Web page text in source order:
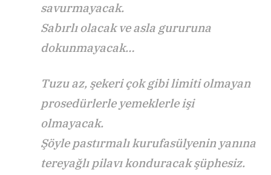
savurmayacak.
Sabırlı olacak ve asla gururuna
dokunmayacak…
Tuzu az, şekeri çok gibi limiti olmayan
prosedürlerle yemeklerle işi
olmayacak.
Şöyle pastırmalı kurufasülyenin yanına
tereyağlı pilavı konduracak şüphesiz.